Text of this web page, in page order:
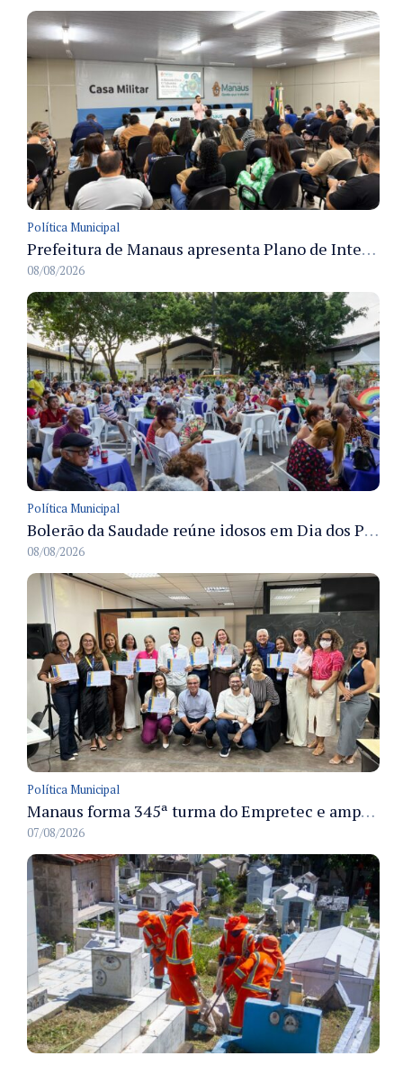
Política Municipal
Prefeitura de Manaus apresenta Plano de Integridade da CGM e qualifica servidores para governança e conformidade no biênio 2027-2028
08/08/2026
Política Municipal
Bolerão da Saudade reúne idosos em Dia dos Pais promovido pela Fundação Dr. Thomas em Manaus
08/08/2026
Política Municipal
Manaus forma 345ª turma do Empretec e amplia qualificação de empreendedores na cidade
07/08/2026